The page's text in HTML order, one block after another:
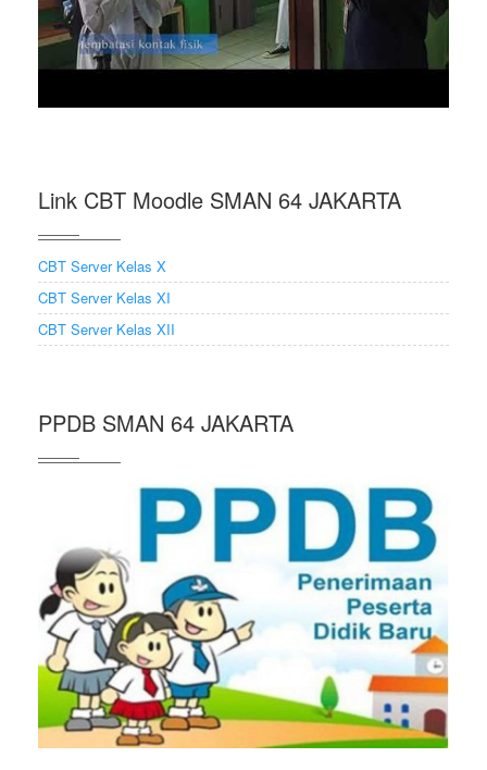
Link CBT Moodle SMAN 64 JAKARTA
CBT Server Kelas X
CBT Server Kelas XI
CBT Server Kelas XII
PPDB SMAN 64 JAKARTA